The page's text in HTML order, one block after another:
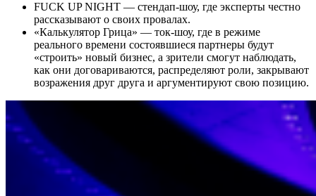
FUCK UP NIGHT — стендап-шоу, где эксперты честно
рассказывают о своих провалах.
«Калькулятор Грица» — ток-шоу, где в режиме
реального времени состоявшиеся партнеры будут
«строить» новый бизнес, а зрители смогут наблюдать,
как они договариваются, распределяют роли, закрывают
возражения друг друга и аргументируют свою позицию.